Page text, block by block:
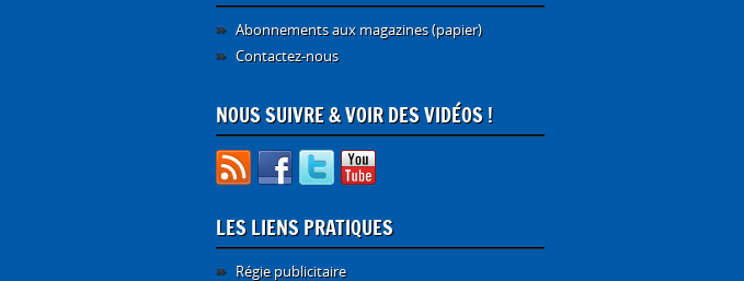
Abonnements aux magazines (papier)
Contactez-nous
NOUS SUIVRE & VOIR DES VIDÉOS !
LES LIENS PRATIQUES
Régie publicitaire